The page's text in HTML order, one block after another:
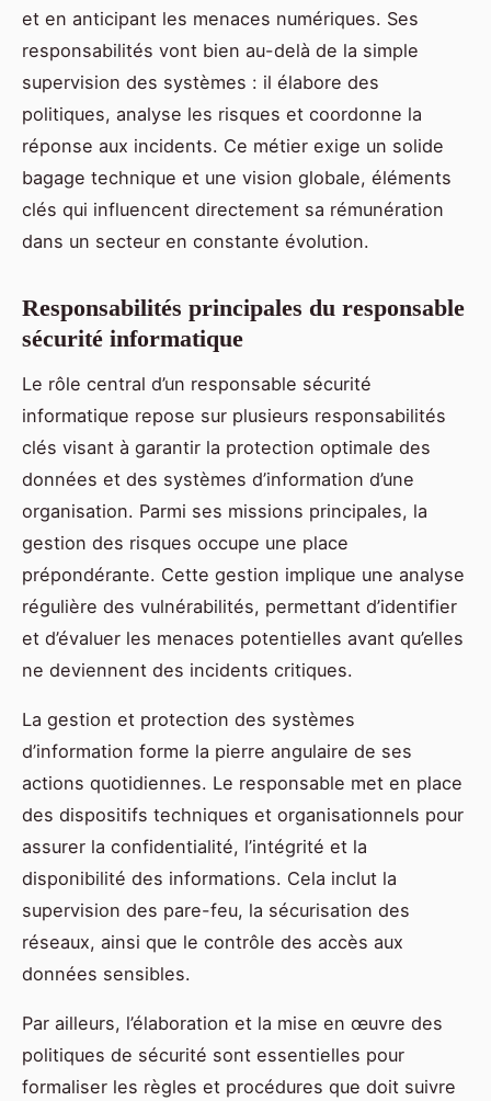
et en anticipant les menaces numériques. Ses
responsabilités vont bien au-delà de la simple
supervision des systèmes : il élabore des
politiques, analyse les risques et coordonne la
réponse aux incidents. Ce métier exige un solide
bagage technique et une vision globale, éléments
clés qui influencent directement sa rémunération
dans un secteur en constante évolution.
Responsabilités principales du responsable
sécurité informatique
Le rôle central d’un responsable sécurité
informatique repose sur plusieurs responsabilités
clés visant à garantir la protection optimale des
données et des systèmes d’information d’une
organisation. Parmi ses missions principales, la
gestion des risques occupe une place
prépondérante. Cette gestion implique une analyse
régulière des vulnérabilités, permettant d’identifier
et d’évaluer les menaces potentielles avant qu’elles
ne deviennent des incidents critiques.
La gestion et protection des systèmes
d’information forme la pierre angulaire de ses
actions quotidiennes. Le responsable met en place
des dispositifs techniques et organisationnels pour
assurer la confidentialité, l’intégrité et la
disponibilité des informations. Cela inclut la
supervision des pare-feu, la sécurisation des
réseaux, ainsi que le contrôle des accès aux
données sensibles.
Par ailleurs, l’élaboration et la mise en œuvre des
politiques de sécurité sont essentielles pour
formaliser les règles et procédures que doit suivre